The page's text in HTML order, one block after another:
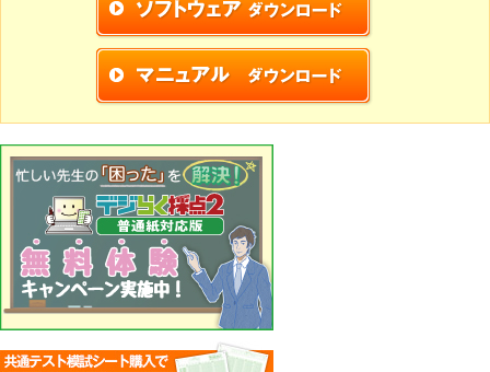
ーが発生する不具合を修正
[Ver. 2.1.14更新]
・パワーポイント出力でPowerPont2013以降のスラ
イドのサイズをワイド（16:9）から標準 (4:3)に修正
・アンケートのコピーをコピー元とは違う型番にして
[Ver. 2.1.12更新]
・シート型番SN-0383，SN-0385，SN-0486，SN-
0487追加
[Ver. 2.1.9更新]
・パワーポイント出力の不具合修正
[Ver. 2.1.8更新]
・シート情報追加
SN-0460，SN-0461，SN-0462，SN-0463，
SN-0464，SN-0465，SN-0466，SN-0479，SN-
[Ver. 2.1.6更新]